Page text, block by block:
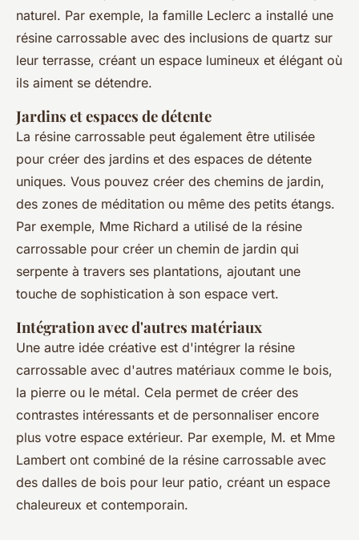
naturel. Par exemple, la famille Leclerc a installé une
résine carrossable avec des inclusions de quartz sur
leur terrasse, créant un espace lumineux et élégant où
ils aiment se détendre.
Jardins et espaces de détente
La résine carrossable peut également être utilisée
pour créer des jardins et des espaces de détente
uniques. Vous pouvez créer des chemins de jardin,
des zones de méditation ou même des petits étangs.
Par exemple, Mme Richard a utilisé de la résine
carrossable pour créer un chemin de jardin qui
serpente à travers ses plantations, ajoutant une
touche de sophistication à son espace vert.
Intégration avec d'autres matériaux
Une autre idée créative est d'intégrer la résine
carrossable avec d'autres matériaux comme le bois,
la pierre ou le métal. Cela permet de créer des
contrastes intéressants et de personnaliser encore
plus votre espace extérieur. Par exemple, M. et Mme
Lambert ont combiné de la résine carrossable avec
des dalles de bois pour leur patio, créant un espace
chaleureux et contemporain.